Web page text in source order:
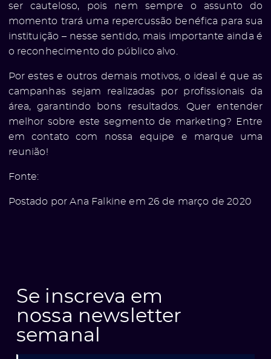
ser cauteloso, pois nem sempre o assunto do
momento trará uma repercussão benéfica para sua
instituição – nesse sentido, mais importante ainda é
o reconhecimento do público alvo.
Por estes e outros demais motivos, o ideal é que as
campanhas sejam realizadas por profissionais da
área, garantindo bons resultados. Quer entender
melhor sobre este segmento de marketing? Entre
em contato com nossa equipe e marque uma
reunião!
Fonte:
Postado por Ana Falkine em 26 de março de 2020
Se inscreva em
nossa newsletter
semanal